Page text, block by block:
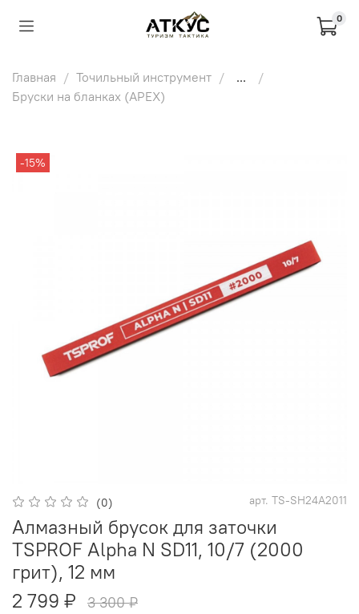
0
Главная Точильный инструмент
...
Бруски на бланках (APEX)
-15%
(0) арт. TS-SH24A2011
Алмазный брусок для заточки
TSPROF Alpha N SD11, 10/7 (2000
грит), 12 мм
2 799 ₽
3 300 ₽